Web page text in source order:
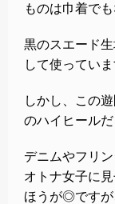
ものは巾着で
黒のスエード
して使っていま
しかし、この
のハイヒールだ
デニムやフリ
オトナ女子に
ほうが◎ですが